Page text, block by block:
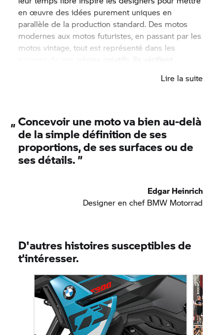
en œuvre des idées purement uniques en
parallèle de la production standard. Des motos
modernes aux motos futuristes, en passant par les
motos vintage, tout est représenté dans les
garages de ces génies créatifs. Ils vérifient
Lire la suite
„Concevoir une moto va bien au-delà
de la simple définition de ses
proportions, de ses surfaces ou de
ses détails. ”
Edgar Heinrich
Designer en chef BMW Motorrad
D'autres histoires susceptibles de
t’intéresser.